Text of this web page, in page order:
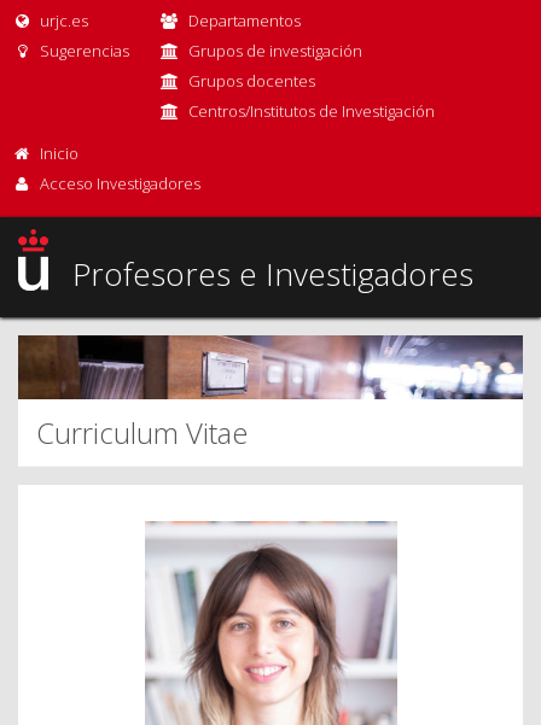
urjc.es
Sugerencias
Departamentos
Grupos de investigación
Grupos docentes
Centros/Institutos de Investigación
Inicio
Acceso Investigadores
Profesores e Investigadores
Curriculum Vitae